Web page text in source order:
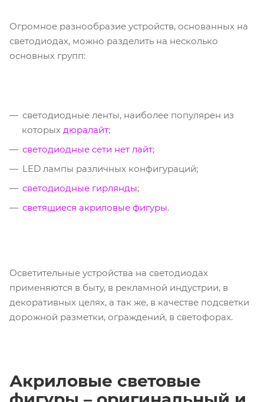
Огромное разнообразие устройств, основанных на
светодиодах, можно разделить на несколько
основных групп:
светодиодные ленты, наиболее популярен из
которых дюралайт;
светодиодные сети нет лайт;
LED лампы различных конфигураций;
светодиодные гирлянды;
светящиеся акриловые фигуры.
Осветительные устройства на светодиодах
применяются в быту, в рекламной индустрии, в
декоративных целях, а так же, в качестве подсветки
дорожной разметки, ограждений, в светофорах.
Акриловые световые